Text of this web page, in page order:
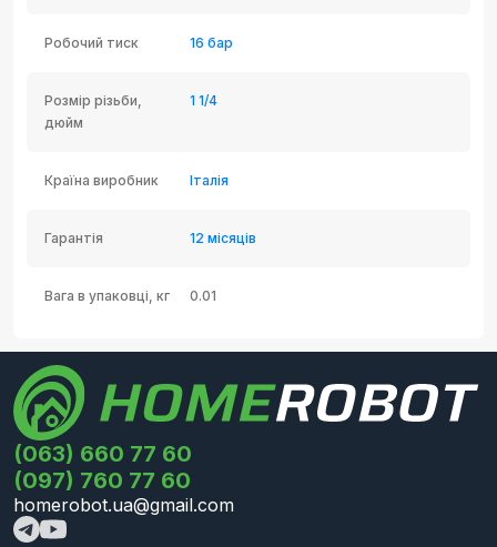
Робочий тиск 16 бар
Розмір різьби,
дюйм
1 1/4
Країна виробник Італія
Гарантія 12 місяців
Вага в упаковці, кг 0.01
(063) 660 77 60
(097) 760 77 60
homerobot.ua@gmail.com